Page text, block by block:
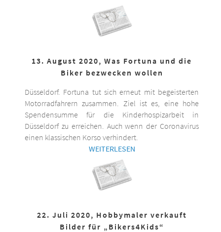
13. August 2020, Was Fortuna und die
Biker bezwecken wollen
Düsseldorf. Fortuna tut sich erneut mit begeisterten
Motorradfahrern zusammen. Ziel ist es, eine hohe
Spendensumme für die Kinderhospizarbeit in
Düsseldorf zu erreichen. Auch wenn der Coronavirus
einen klassischen Korso verhindert.
WEITERLESEN
22. Juli 2020, Hobbymaler verkauft
Bilder für „Bikers4Kids“